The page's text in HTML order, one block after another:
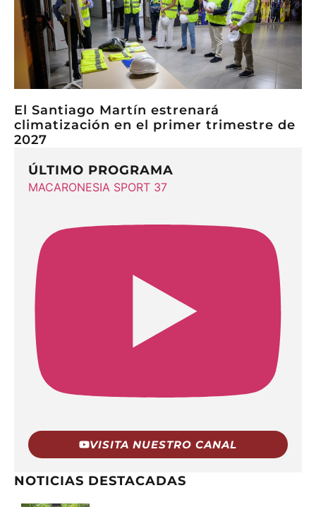
El Santiago Martín estrenará
climatización en el primer trimestre de
2027
ÚLTIMO PROGRAMA
MACARONESIA SPORT 37
VISITA NUESTRO CANAL
NOTICIAS DESTACADAS